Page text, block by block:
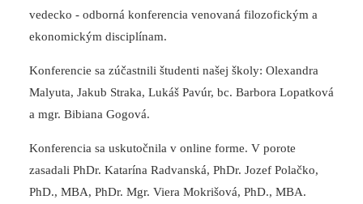
vedecko - odborná konferencia venovaná filozofickým a
ekonomickým disciplínam.
Konferencie sa zúčastnili študenti našej školy: Olexandra
Malyuta, Jakub Straka, Lukáš Pavúr, bc. Barbora Lopatková
a mgr. Bibiana Gogová.
Konferencia sa uskutočnila v online forme. V porote
zasadali PhDr. Katarína Radvanská, PhDr. Jozef Polačko,
PhD., MBA, PhDr. Mgr. Viera Mokrišová, PhD., MBA.